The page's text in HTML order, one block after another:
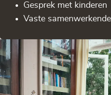
Gesprek met kinderen
Vaste